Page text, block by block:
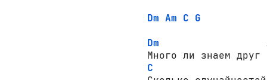
Dm Am C G
Dm
C